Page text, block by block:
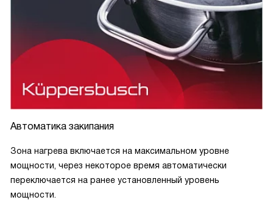
Автоматика закипания
Зона нагрева включается на максимальном уровне
мощности, через некоторое время автоматически
переключается на ранее установленный уровень
мощности.